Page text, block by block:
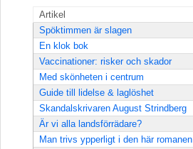
Artikel
Spöktimmen är slagen
En klok bok
Vaccinationer: risker och skador
Med skönheten i centrum
Guide till lidelse & laglöshet
Skandalskrivaren August Strindberg
Är vi alla landsförrädare?
Man trivs ypperligt i den här romanen